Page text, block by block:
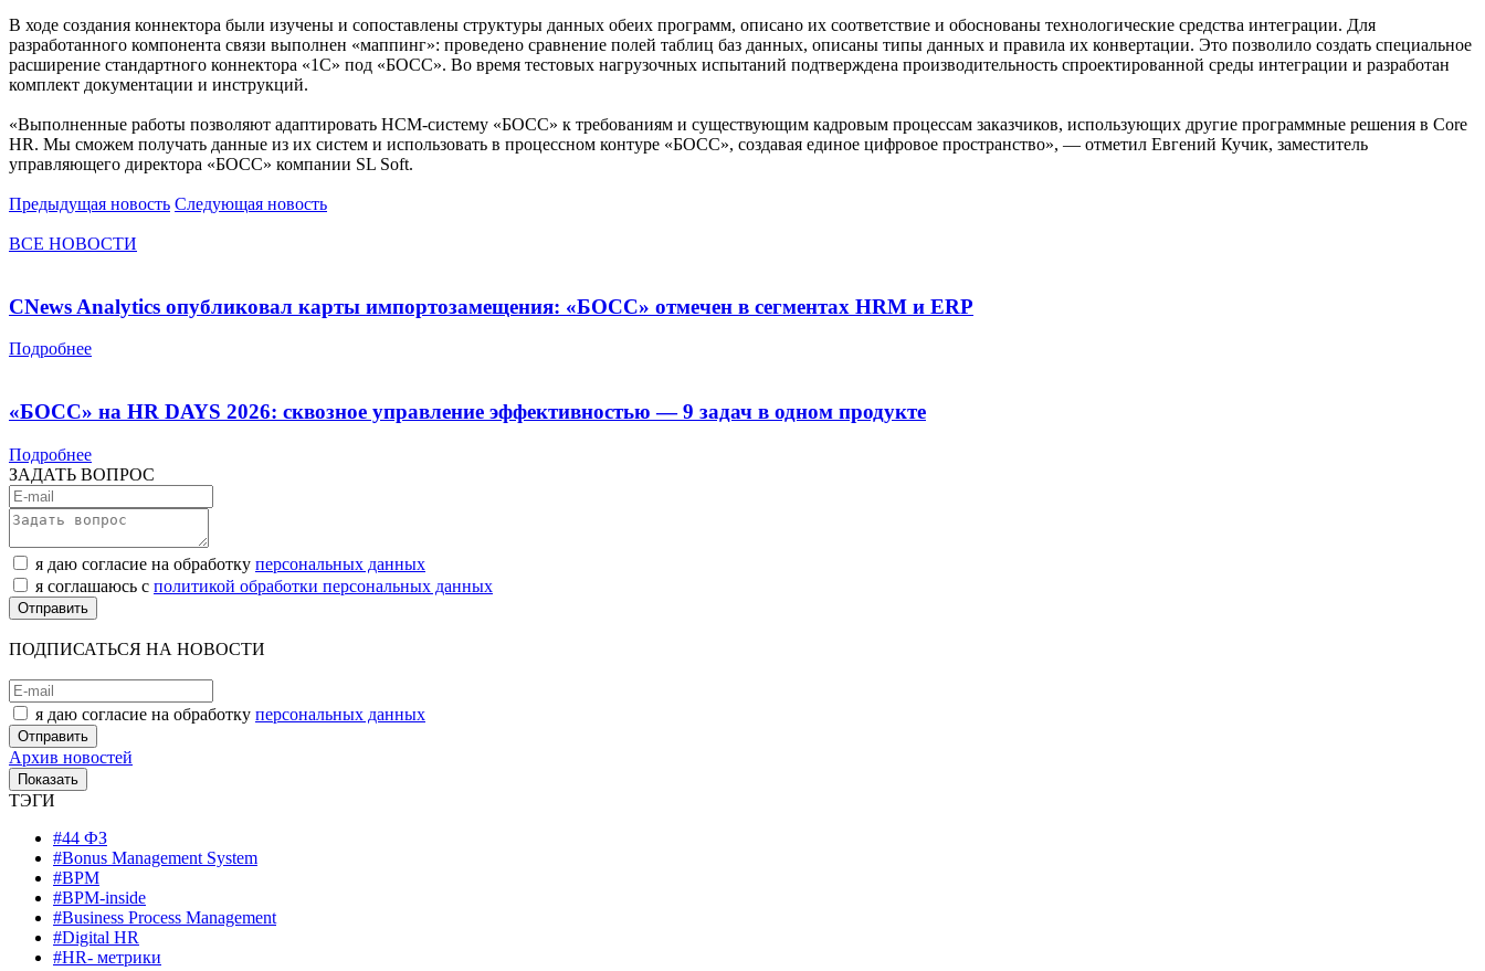
В ходе создания коннектора были изучены и сопоставлены структуры данных обеих программ, описано их соответствие и обоснованы технологические средства интеграции. Для
разработанного компонента связи выполнен «маппинг»: проведено сравнение полей таблиц баз данных, описаны типы данных и правила их конвертации. Это позволило создать специальное
расширение стандартного коннектора «1С» под «БОСС». Во время тестовых нагрузочных испытаний подтверждена производительность спроектированной среды интеграции и разработан
комплект документации и инструкций.
«Выполненные работы позволяют адаптировать HCM-систему «БОСС» к требованиям и существующим кадровым процессам заказчиков, использующих другие программные решения в Core
HR. Мы сможем получать данные из их систем и использовать в процессном контуре «БОСС», создавая единое цифровое пространство», — отметил Евгений Кучик, заместитель
управляющего директора «БОСС» компании SL Soft.
Предыдущая новость Следующая новость
ВСЕ НОВОСТИ
CNews Analytics опубликовал карты импортозамещения: «БОСС» отмечен в сегментах HRM и ERP
Подробнее
«БОСС» на HR DAYS 2026: сквозное управление эффективностью — 9 задач в одном продукте
Подробнее
ЗАДАТЬ ВОПРОС
я даю согласие на обработку персональных данных
я соглашаюсь с политикой обработки персональных данных
ПОДПИСАТЬСЯ НА НОВОСТИ
я даю согласие на обработку персональных данных
Архив новостей
ТЭГИ
#44 ФЗ
#Bonus Management System
#BPM
#BPM-inside
#Business Process Management
#Digital HR
#HR- метрики